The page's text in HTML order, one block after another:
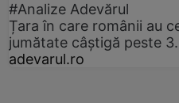
#Analize Adevărul
Țara în care românii au
jumătate câștigă peste
adevarul.ro